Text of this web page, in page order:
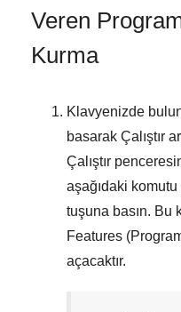
Veren
Kurma
Klavyenizde
basarak Çalıştır
Çalıştır
aşağıdaki
tuşuna basın. Bu
Features
açacaktır.